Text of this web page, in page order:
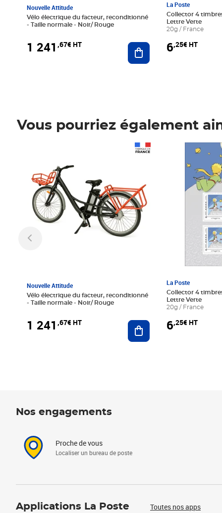
Nouvelle Attitude
Vélo électrique du facteur, reconditionné
- Taille normale - Noir/ Rouge
1 241 ,67€ HT Ajouter au panier
La Poste
Collector 4
Lettre Verte
20g / France
6,25€ HT
Vous pourriez également
Nouvelle Attitude
Vélo électrique du facteur, reconditionné
- Taille normale - Noir/ Rouge
1 241 ,67€ HT Ajouter au panier
La Poste
Collector 4
Lettre Verte
20g / France
6,25€ HT
Prix 6,25€ HT
Nos engagements
Proche de vous
Localiser un bureau de poste
Applications La Poste Toutes nos apps